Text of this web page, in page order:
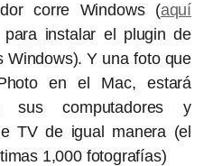
corre Windows (aquí
instalar el plugin de
Windows). Y una foto que
en el Mac, estará
sus computadores y
TV de igual manera (el
1,000 fotografías)